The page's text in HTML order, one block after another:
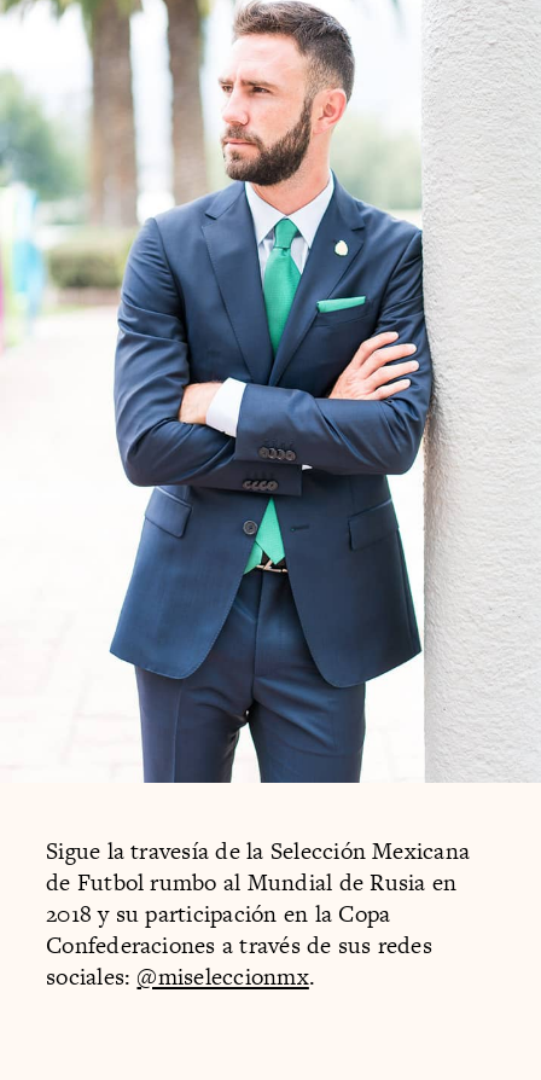
Sigue la travesía de la Selección Mexicana
de Futbol rumbo al Mundial de Rusia en
2018 y su participación en la Copa
Confederaciones a través de sus redes
sociales: @miseleccionmx.